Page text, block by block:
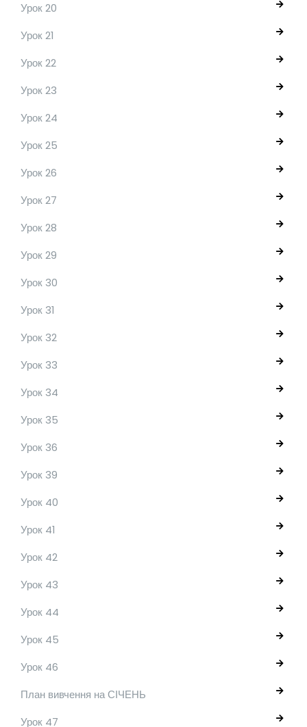
Урок 20
Урок 21
Урок 22
Урок 23
Урок 24
Урок 25
Урок 26
Урок 27
Урок 28
Урок 29
Урок 30
Урок 31
Урок 32
Урок 33
Урок 34
Урок 35
Урок 36
Урок 39
Урок 40
Урок 41
Урок 42
Урок 43
Урок 44
Урок 45
Урок 46
План вивчення на СІЧЕНЬ
Урок 47